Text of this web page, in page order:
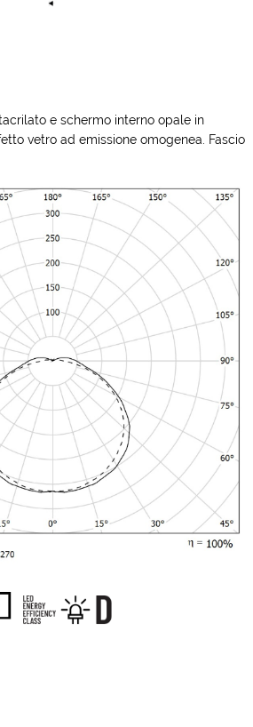
e schermo interno opale in
vetro ad emissione omogenea. Fascio